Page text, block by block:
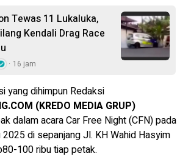
Tewas 11 Lukaluka,
Kendali Drag Race
16 jam
yang dihimpun Redaksi
(KREDO MEDIA GRUP)
dalam acara Car Free Night (CFN) pada
2025 di sepanjang Jl. KH Wahid Hasyim
100 ribu tiap petak.